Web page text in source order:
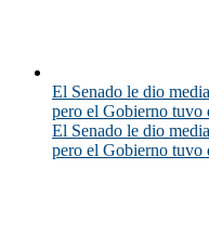
El Senado le dio
pero el Gobierno tuvo
El Senado le dio
pero el Gobierno tuvo